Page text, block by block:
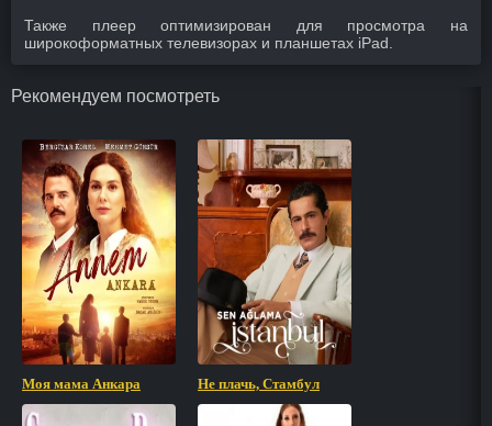
Также плеер оптимизирован для просмотра на
широкоформатных телевизорах и планшетах iPad.
Рекомендуем посмотреть
Моя мама Анкара Не плачь, Стамбул